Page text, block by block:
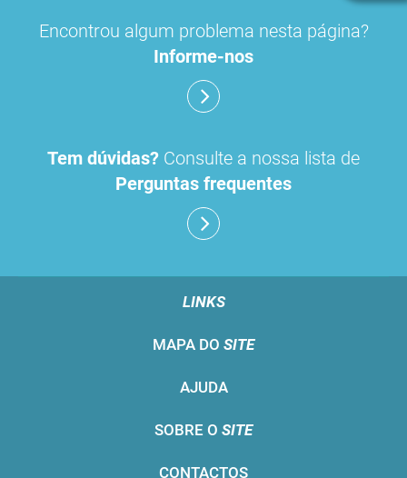
Encontrou algum problema nesta página?
Informe-nos
Tem dúvidas? Consulte a nossa lista de
Perguntas frequentes
LINKS
MAPA DO SITE
AJUDA
SOBRE O SITE
CONTACTOS